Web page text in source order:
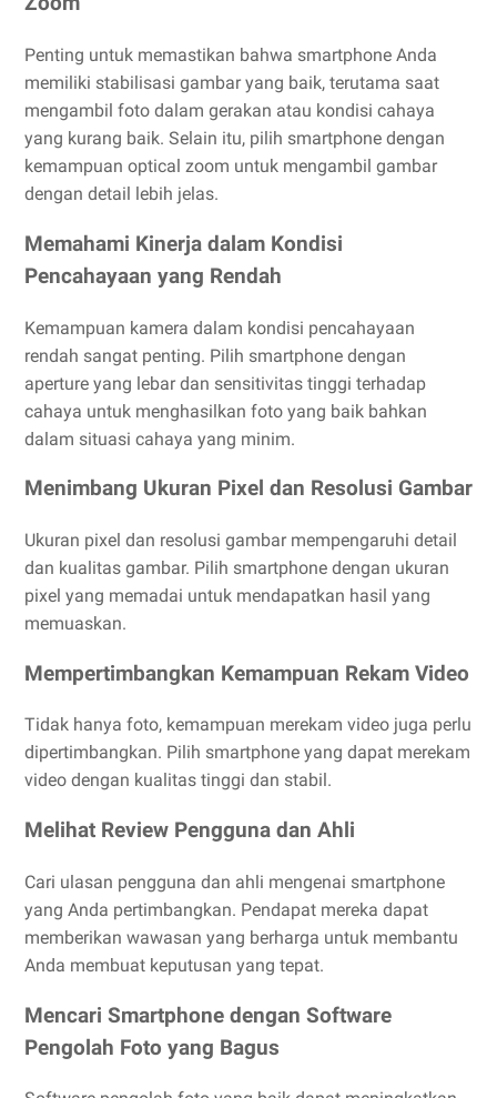
Penting untuk memastikan bahwa smartphone Anda
memiliki stabilisasi gambar yang baik, terutama saat
mengambil foto dalam gerakan atau kondisi cahaya
yang kurang baik. Selain itu, pilih smartphone dengan
kemampuan optical zoom untuk mengambil gambar
dengan detail lebih jelas.
Memahami Kinerja dalam Kondisi
Pencahayaan yang Rendah
Kemampuan kamera dalam kondisi pencahayaan
rendah sangat penting. Pilih smartphone dengan
aperture yang lebar dan sensitivitas tinggi terhadap
cahaya untuk menghasilkan foto yang baik bahkan
dalam situasi cahaya yang minim.
Menimbang Ukuran Pixel dan Resolusi Gambar
Ukuran pixel dan resolusi gambar mempengaruhi detail
dan kualitas gambar. Pilih smartphone dengan ukuran
pixel yang memadai untuk mendapatkan hasil yang
memuaskan.
Mempertimbangkan Kemampuan Rekam Video
Tidak hanya foto, kemampuan merekam video juga perlu
dipertimbangkan. Pilih smartphone yang dapat merekam
video dengan kualitas tinggi dan stabil.
Melihat Review Pengguna dan Ahli
Cari ulasan pengguna dan ahli mengenai smartphone
yang Anda pertimbangkan. Pendapat mereka dapat
memberikan wawasan yang berharga untuk membantu
Anda membuat keputusan yang tepat.
Mencari Smartphone dengan Software
Pengolah Foto yang Bagus